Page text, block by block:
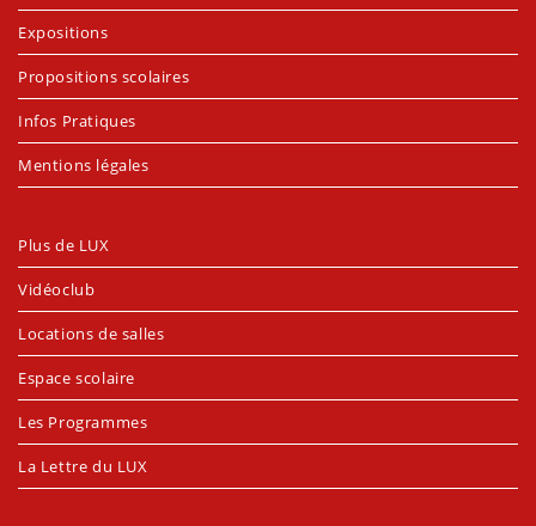
Expositions
Propositions scolaires
Infos Pratiques
Mentions légales
Plus de LUX
Vidéoclub
Locations de salles
Espace scolaire
Les Programmes
La Lettre du LUX